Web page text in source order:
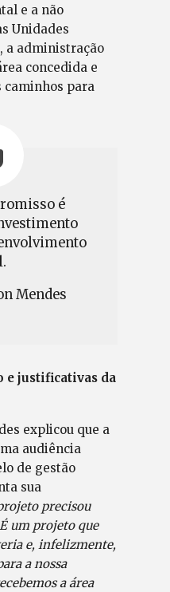
e a não
Unidades
a administração
concedida e
caminhos para
é
Mendes
justificativas da
explicou que a
audiência
de gestão
sua
precisou
um projeto que
e, infelizmente,
a nossa
a área